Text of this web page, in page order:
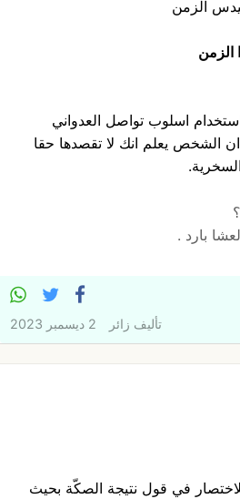
الزمن
الزمن
اسلوب تواصل العدواني
الشخص يعلم انك لا تقصدها حقا
بارد .
تأليف زائر 2 ديسمبر 2023
في قول نتيجة الصكّة بحيث